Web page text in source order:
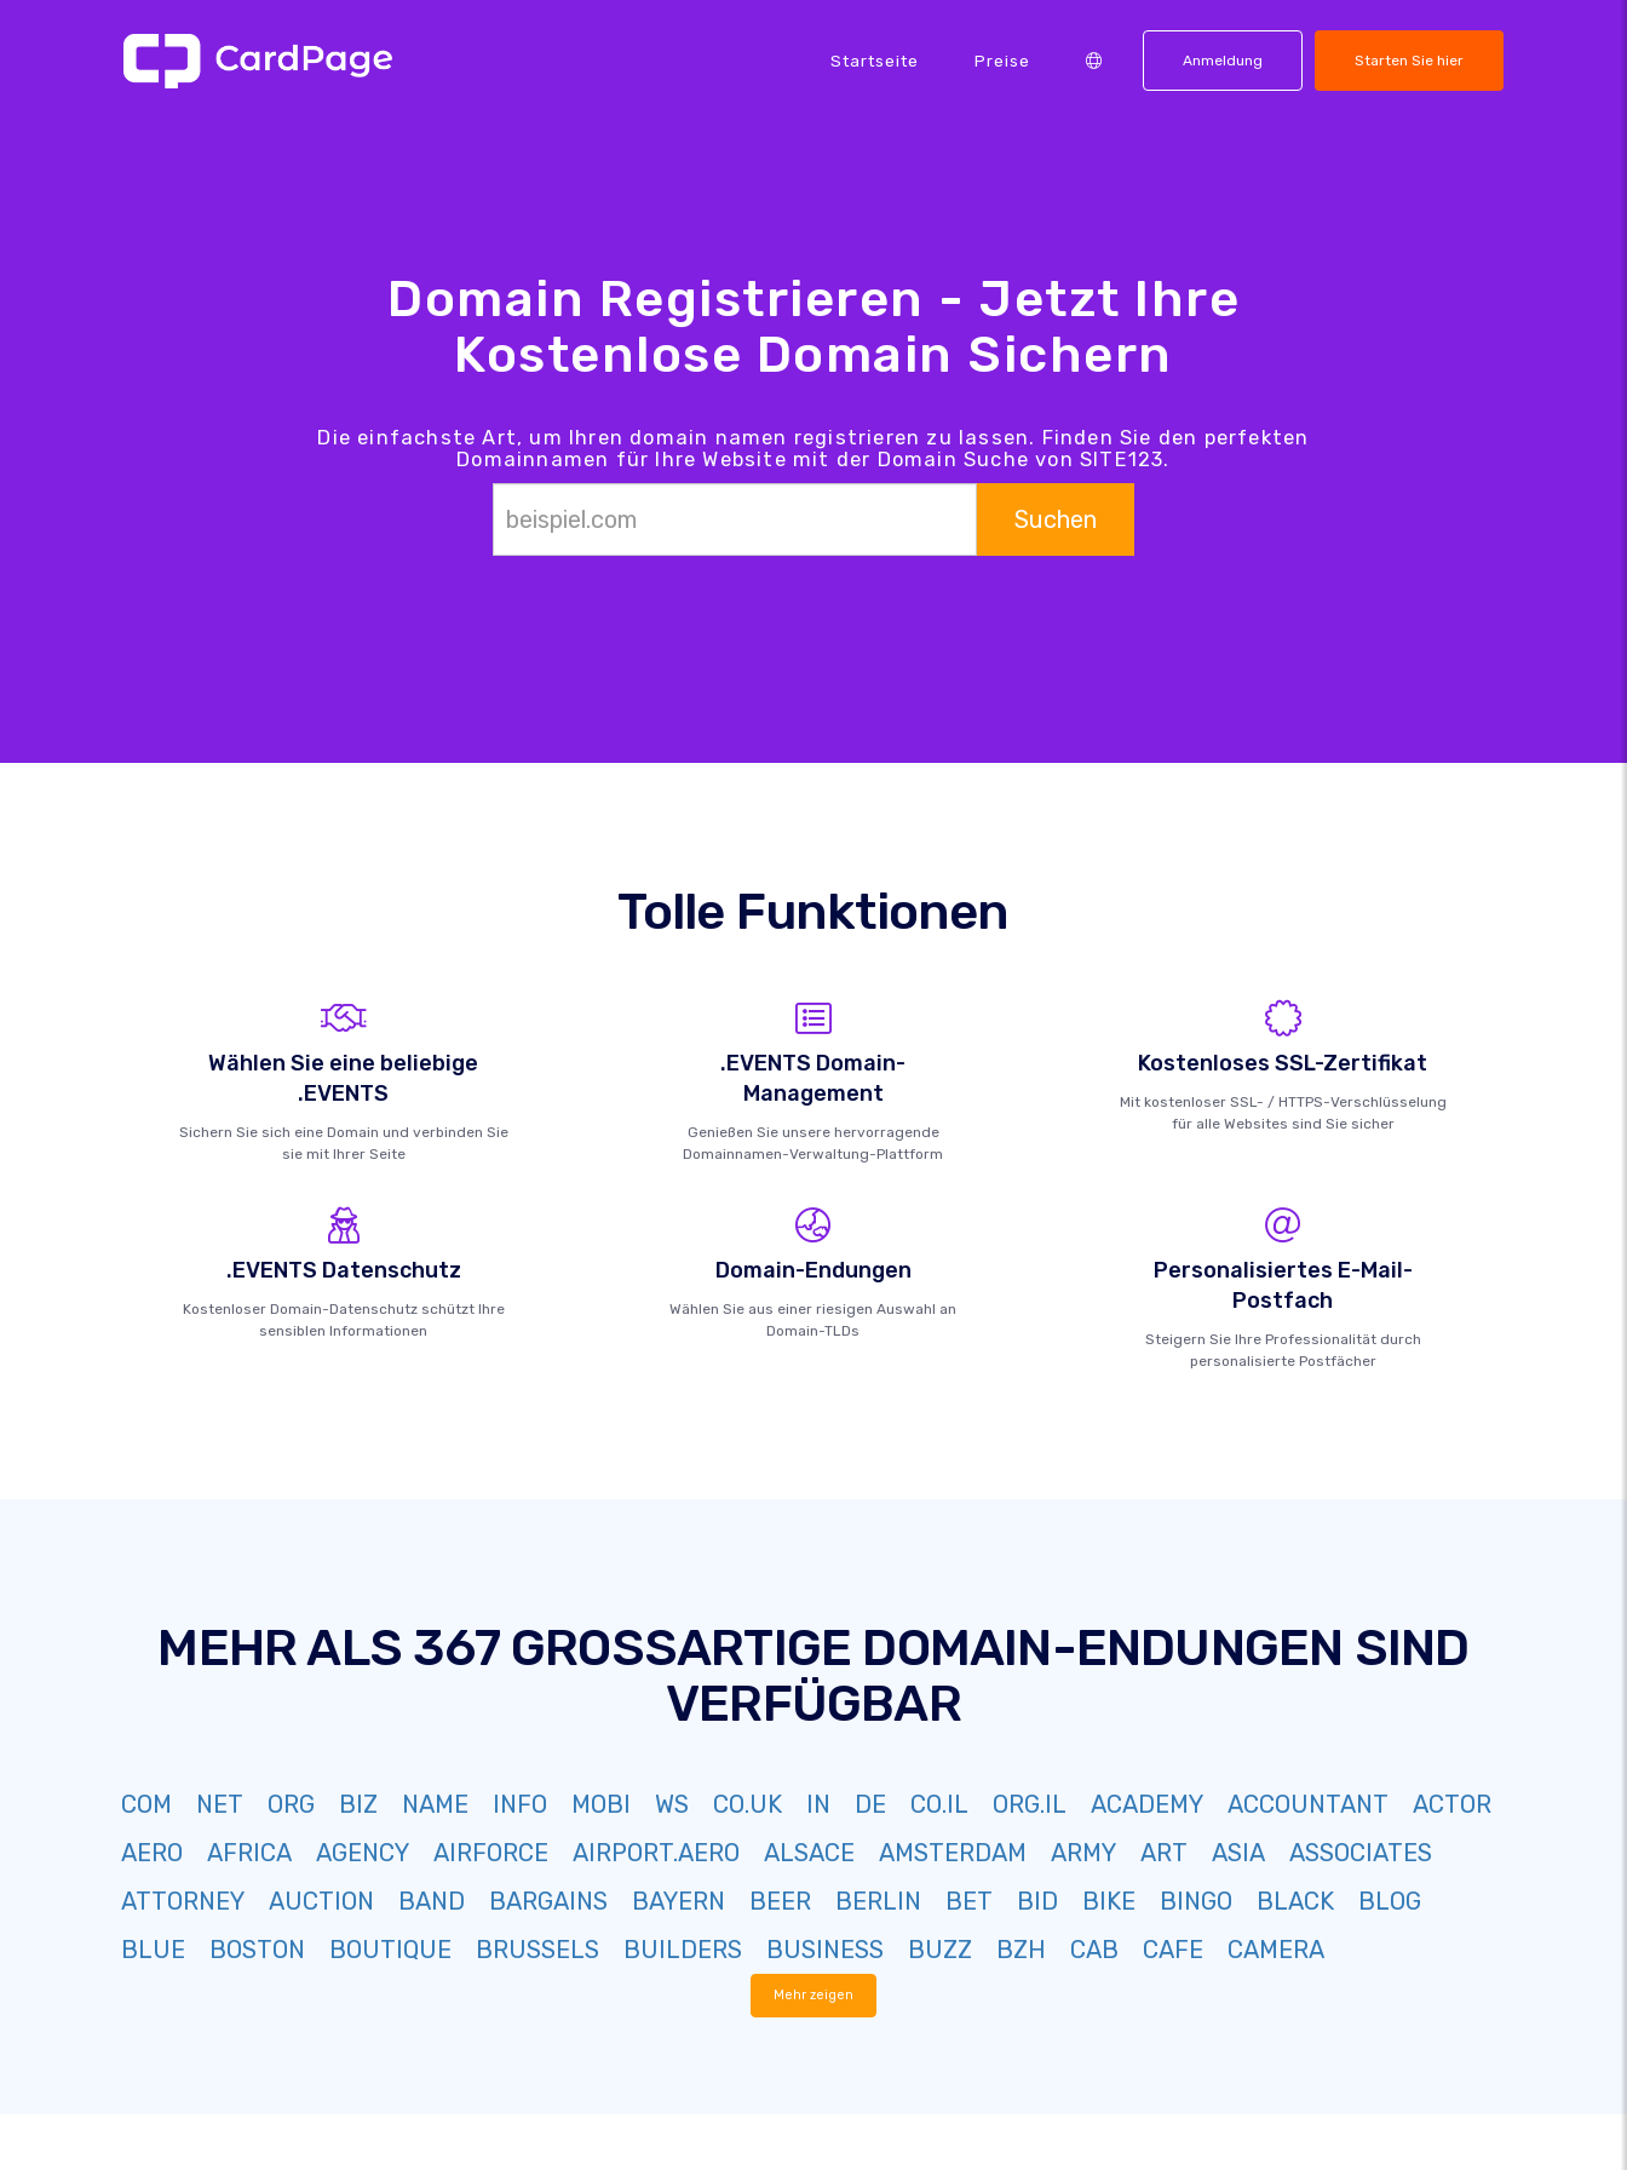
Startseite Preise Anmeldung Starten Sie hier
Domain Registrieren - Jetzt Ihre
Kostenlose Domain Sichern
Die einfachste Art, um Ihren domain namen registrieren zu lassen. Finden Sie den perfekten
Domainnamen für Ihre Website mit der Domain Suche von SITE123.
Suchen
Tolle Funktionen
Wählen Sie eine beliebige
.EVENTS
Sichern Sie sich eine Domain und verbinden Sie
sie mit Ihrer Seite
.EVENTS Domain-
Management
Genießen Sie unsere hervorragende
Domainnamen-Verwaltung-Plattform
Kostenloses SSL-Zertifikat
Mit kostenloser SSL- / HTTPS-Verschlüsselung
für alle Websites sind Sie sicher
.EVENTS Datenschutz
Kostenloser Domain-Datenschutz schützt Ihre
sensiblen Informationen
Domain-Endungen
Wählen Sie aus einer riesigen Auswahl an
Domain-TLDs
Personalisiertes E-Mail-
Postfach
Steigern Sie Ihre Professionalität durch
personalisierte Postfächer
MEHR ALS 367 GROSSARTIGE DOMAIN-ENDUNGEN SIND
VERFÜGBAR
COM NET ORG BIZ NAME INFO MOBI WS CO.UK IN DE CO.IL ORG.IL ACADEMY ACCOUNTANT
ACTOR
AERO
AFRICA AGENCY AIRFORCE AIRPORT.AERO ALSACE AMSTERDAM ARMY ART ASIA
ASSOCIATES
ATTORNEY
AUCTION BAND BARGAINS BAYERN BEER BERLIN BET BID BIKE BINGO BLACK
BLOG
BLUE
BOSTON BOUTIQUE BRUSSELS BUILDERS BUSINESS BUZZ BZH CAB CAFE CAMERA
Mehr zeigen